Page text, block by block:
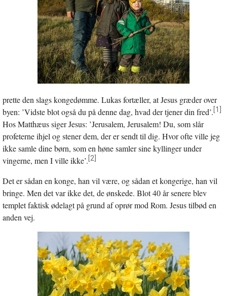
prette den slags kongedømme. Lukas fortæller, at Jesus græder over
byen: ’Vidste blot også du på denne dag, hvad der tjener din fred’.[1]
Hos Matthæus siger Jesus: ’Jerusalem, Jerusalem! Du, som slår
profeterne ihjel og stener dem, der er sendt til dig. Hvor ofte ville jeg
ikke samle dine børn, som en høne samler sine kyllinger under
vingerne, men I ville ikke’.[2]
Det er sådan en konge, han vil være, og sådan et kongerige, han vil
bringe. Men det var ikke det, de ønskede. Blot 40 år senere blev
templet faktisk ødelagt på grund af oprør mod Rom. Jesus tilbød en
anden vej.